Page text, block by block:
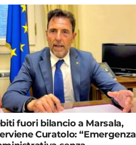
fuori bilancio a Marsala,
Curatolo: “Emergenza